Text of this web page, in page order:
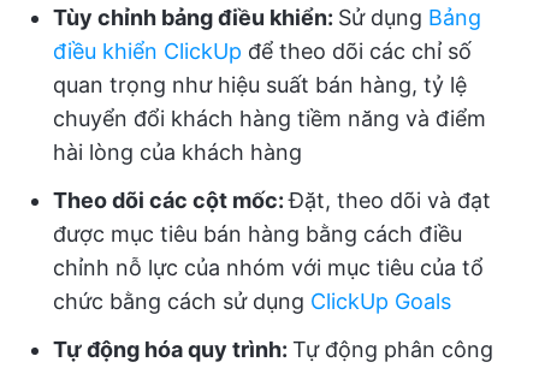
Tùy chỉnh bảng điều khiển: Sử dụng Bảng
điều khiển ClickUp để theo dõi các chỉ số
quan trọng như hiệu suất bán hàng, tỷ lệ
chuyển đổi khách hàng tiềm năng và điểm
hài lòng của khách hàng
Theo dõi các cột mốc:Đặt, theo dõi và đạt
được mục tiêu bán hàng bằng cách điều
chỉnh nỗ lực của nhóm với mục tiêu của tổ
chức bằng cách sử dụng ClickUp Goals
Tự động hóa quy trình: Tự động phân công